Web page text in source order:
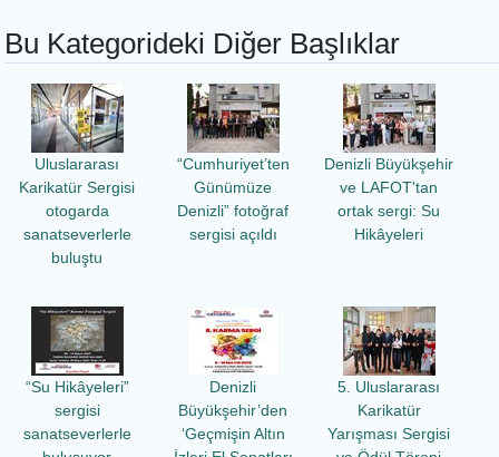
Bu Kategorideki Diğer Başlıklar
Uluslararası
Karikatür Sergisi
otogarda
sanatseverlerle
buluştu
“Cumhuriyet’ten
Günümüze
Denizli” fotoğraf
sergisi açıldı
Denizli Büyükşehir
ve LAFOT'tan
ortak sergi: Su
Hikâyeleri
“Su Hikâyeleri”
sergisi
sanatseverlerle
Denizli
Büyükşehir’den
‘Geçmişin Altın
5. Uluslararası
Karikatür
Yarışması Sergisi